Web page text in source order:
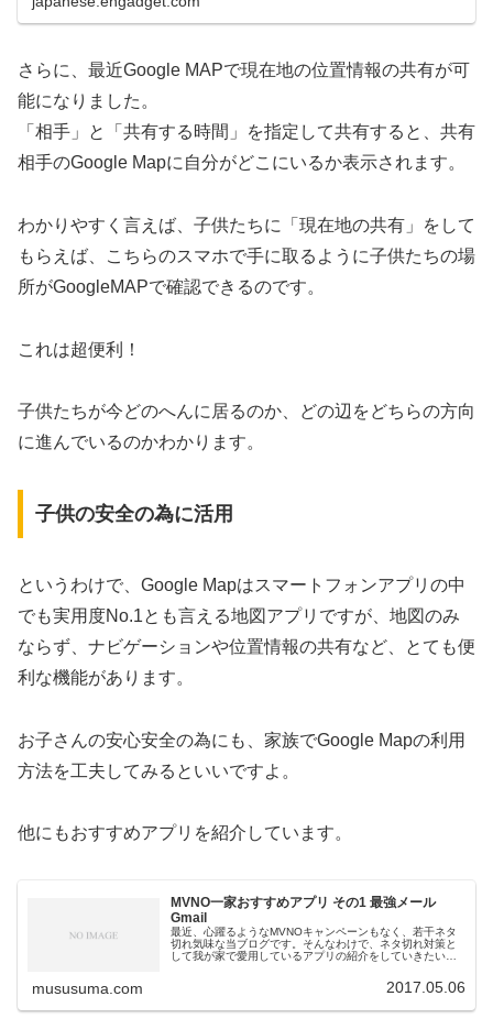
さらに、最近Google MAPで現在地の位置情報の共有が可
能になりました。
「相手」と「共有する時間」を指定して共有すると、共有
相手のGoogle Mapに自分がどこにいるか表示されます。
わかりやすく言えば、子供たちに「現在地の共有」をして
もらえば、こちらのスマホで手に取るように子供たちの場
所がGoogleMAPで確認できるのです。
これは超便利！
子供たちが今どのへんに居るのか、どの辺をどちらの方向
に進んでいるのかわかります。
子供の安全の為に活用
というわけで、Google Mapはスマートフォンアプリの中
でも実用度No.1とも言える地図アプリですが、地図のみ
ならず、ナビゲーションや位置情報の共有など、とても便
利な機能があります。
お子さんの安心安全の為にも、家族でGoogle Mapの利用
方法を工夫してみるといいですよ。
他にもおすすめアプリを紹介しています。
MVNO一家おすすめアプリ その1 最強メール
Gmail
最近、心躍るようなMVNOキャンペーンもなく、若干ネタ
切れ気味な当ブログです。そんなわけで、ネタ切れ対策と
して我が家で愛用しているアプリの紹介をしていきたいと
mususuma.com 2017.05.06